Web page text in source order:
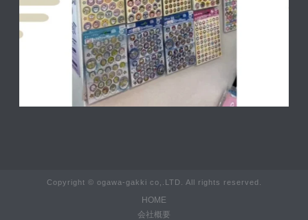
Copyright © ogawa-gakki co,.LTD. All rights reserved.
HOME
会社概要